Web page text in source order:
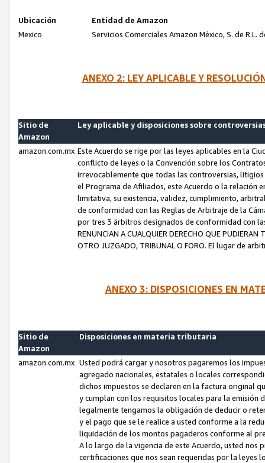
Ubicación
Entidad de Amazon
Mexico
Servicios Comerciales Amazon México, S. de R.L.
ANEXO 2: LEY APLICABLE Y
Sitio de
Amazon
Ley aplicable y disposiciones sobre
amazon.com.mx Este Acuerdo se rige por las leyes aplicables en la
conflicto de leyes o la Convención sobre los
irrevocablemente que todas las controversias,
el Programa de Afiliados, este Acuerdo o la relación
limitativa, su existencia, validez, cumplimiento,
de conformidad con las Reglas de Arbitraje de la
por tres 3 árbitros designados de conformidad con las
RENUNCIAN A CUALQUIER DERECHO QUE
OTRO JUZGADO, TRIBUNAL O FORO. El lugar de
ANEXO 3: DISPOSICIONES EN
Sitio de
Amazon
Disposiciones en materia tributaria
amazon.com.mx Usted podrá cargar y nosotros pagaremos los
agregado nacionales, estatales o locales
dichos impuestos se declaren en la factura original
y cumplan con los requisitos locales para la emisión
legalmente tengamos la obligación de deducir o
y el pago que se le realice a usted conforme a la
liquidación de los montos pagaderos conforme al
A lo largo de la vigencia de este Acuerdo, usted
certificaciones que nos sean requeridas por la leyes